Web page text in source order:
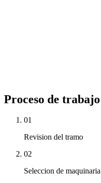
Proceso de trabajo
01
Revision del tramo
02
Seleccion de maquinaria